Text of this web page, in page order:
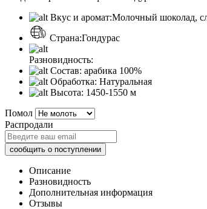
Вкус и аромат:Молочный шоколад,
Страна:Гондурас
Разновидность:
Состав: арабика 100%
Обработка: Натуральная
Высота: 1450-1550 м
Помол
Распродали
Описание
Разновидность
Дополнительная информация
Отзывы